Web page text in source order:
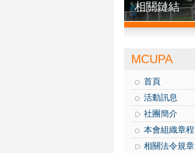
相關鏈結
MCUPA
首頁
活動訊息
社團簡介
本會組織章程
相關法令規章